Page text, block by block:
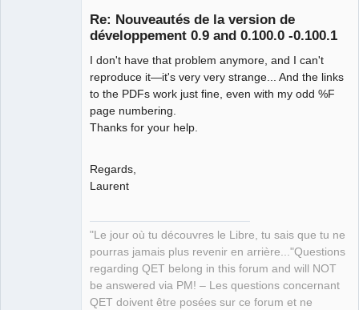
Re: Nouveautés de la version de
développement 0.9 and 0.100.0 -0.100.1
I don't have that problem anymore, and I can't
reproduce it—it's very very strange... And the links
to the PDFs work just fine, even with my odd %F
page numbering.
Thanks for your help.
Regards,
Laurent
"Le jour où tu découvres le Libre, tu sais que tu ne
pourras jamais plus revenir en arrière..."Questions
regarding QET belong in this forum and will NOT
be answered via PM! – Les questions concernant
QET doivent être posées sur ce forum et ne